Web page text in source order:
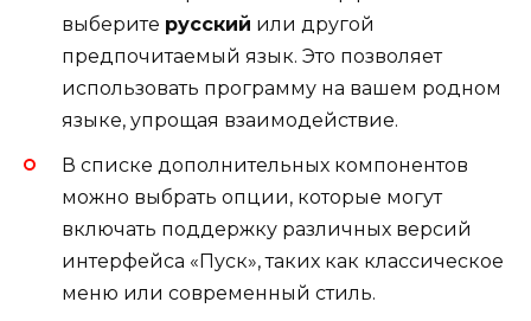
выберите русский или другой
предпочитаемый язык. Это позволяет
использовать программу на вашем родном
языке, упрощая взаимодействие.
В списке дополнительных компонентов
можно выбрать опции, которые могут
включать поддержку различных версий
интерфейса «Пуск», таких как классическое
меню или современный стиль.